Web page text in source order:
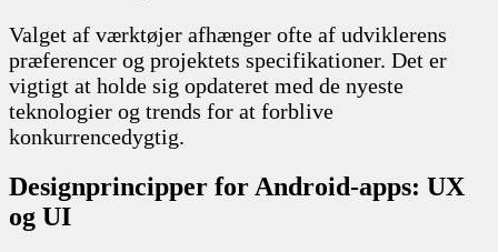
Valget af værktøjer afhænger ofte af udviklerens
præferencer og projektets specifikationer. Det er
vigtigt at holde sig opdateret med de nyeste
teknologier og trends for at forblive
konkurrencedygtig.
Designprincipper for Android-apps: UX
og UI